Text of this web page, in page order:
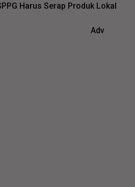
Harus Serap Produk Lokal
Adv